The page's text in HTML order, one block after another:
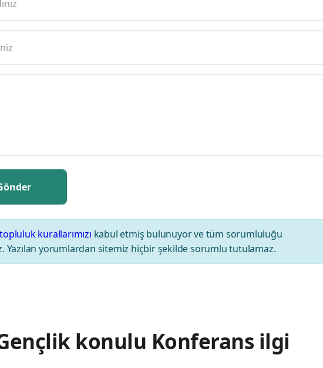
topluluk kurallarımızı kabul etmiş bulunuyor ve tüm sorumluluğu
Yazılan yorumlardan sitemiz hiçbir şekilde sorumlu tutulamaz.
konulu Konferans ilgi